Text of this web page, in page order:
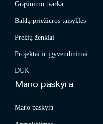
Grąžinimo tvarka
Baldų priežiūros taisyklės
Prekių ženklai
Projektai ir įgyvendinimai
DUK
Mano paskyra
Mano paskyra